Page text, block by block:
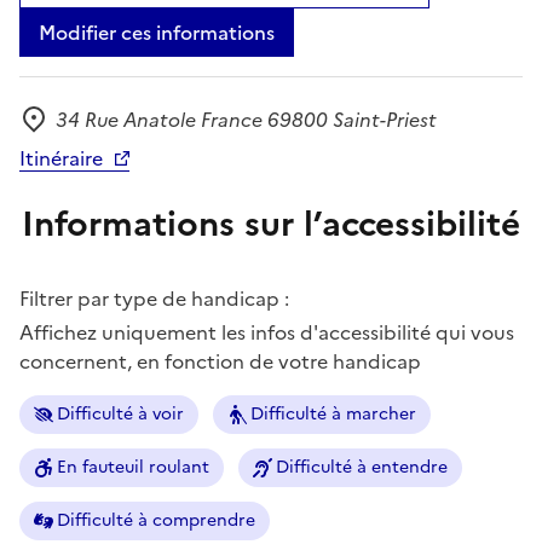
Modifier ces informations
Adresse
34 Rue Anatole France 69800 Saint-Priest
Itinéraire
Informations sur l’accessibilité
Filtrer par type de handicap :
Affichez uniquement les infos d'accessibilité qui vous
concernent, en fonction de votre handicap
Difficulté à voir Difficulté à marcher
En fauteuil roulant Difficulté à entendre
Difficulté à comprendre